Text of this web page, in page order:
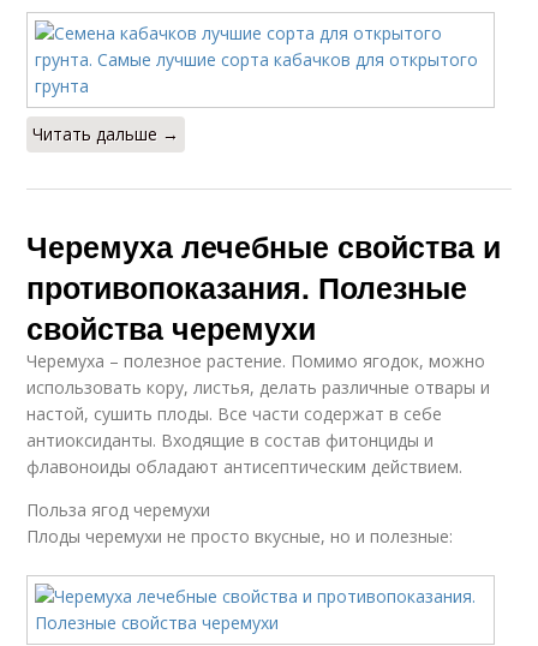
Читать дальше →
Черемуха лечебные свойства и
противопоказания. Полезные
свойства черемухи
Черемуха – полезное растение. Помимо ягодок, можно
использовать кору, листья, делать различные отвары и
настой, сушить плоды. Все части содержат в себе
антиоксиданты. Входящие в состав фитонциды и
флавоноиды обладают антисептическим действием.
Польза ягод черемухи
Плоды черемухи не просто вкусные, но и полезные: